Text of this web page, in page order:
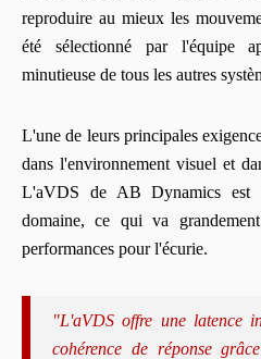
reproduire au mieux les
été sélectionné par l'équipe
minutieuse de tous les autres
L'une de leurs principales
dans l'environnement visuel et
L'aVDS de AB Dynamics est
domaine, ce qui va
performances pour l'écurie.
"L'aVDS offre une latence
cohérence de réponse